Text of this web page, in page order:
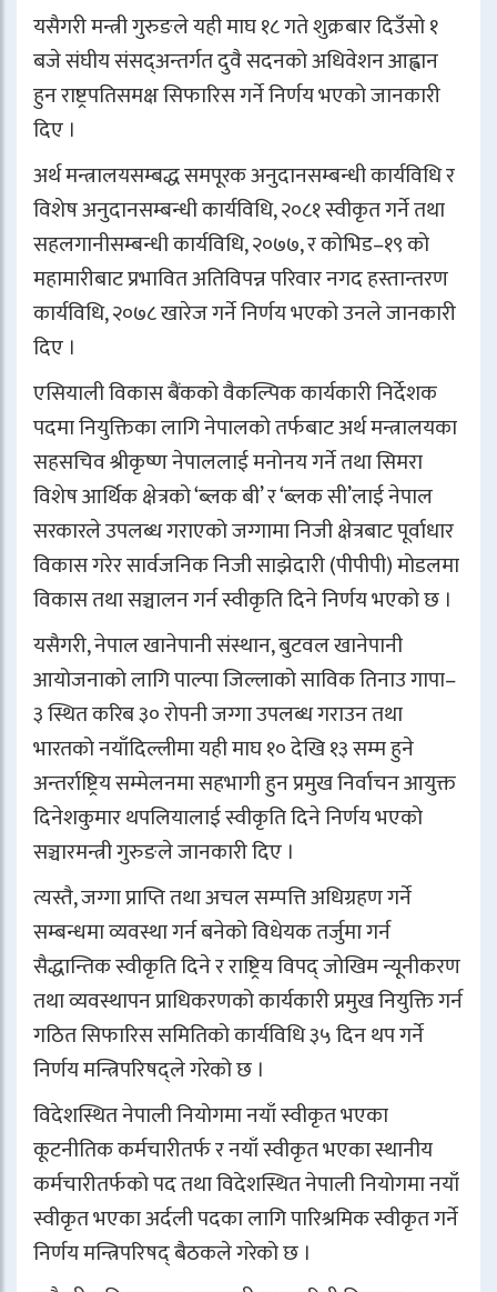
यसैगरी मन्त्री गुरुङले यही माघ १८ गते शुक्रबार दिउँसो १
बजे संघीय संसद्अन्तर्गत दुवै सदनको अधिवेशन आह्वान
हुन राष्ट्रपतिसमक्ष सिफारिस गर्ने निर्णय भएको जानकारी
दिए ।
अर्थ मन्त्रालयसम्बद्ध समपूरक अनुदानसम्बन्धी कार्यविधि र
विशेष अनुदानसम्बन्धी कार्यविधि, २०८१ स्वीकृत गर्ने तथा
सहलगानीसम्बन्धी कार्यविधि, २०७७, र कोभिड–१९ को
महामारीबाट प्रभावित अतिविपन्न परिवार नगद हस्तान्तरण
कार्यविधि, २०७८ खारेज गर्ने निर्णय भएको उनले जानकारी
दिए ।
एसियाली विकास बैंकको वैकल्पिक कार्यकारी निर्देशक
पदमा नियुक्तिका लागि नेपालको तर्फबाट अर्थ मन्त्रालयका
सहसचिव श्रीकृष्ण नेपाललाई मनोनय गर्ने तथा सिमरा
विशेष आर्थिक क्षेत्रको ‘ब्लक बी’ र ‘ब्लक सी’लाई नेपाल
सरकारले उपलब्ध गराएको जग्गामा निजी क्षेत्रबाट पूर्वाधार
विकास गरेर सार्वजनिक निजी साझेदारी (पीपीपी) मोडलमा
विकास तथा सञ्चालन गर्न स्वीकृति दिने निर्णय भएको छ ।
यसैगरी, नेपाल खानेपानी संस्थान, बुटवल खानेपानी
आयोजनाको लागि पाल्पा जिल्लाको साविक तिनाउ गापा–
३ स्थित करिब ३० रोपनी जग्गा उपलब्ध गराउन तथा
भारतको नयाँदिल्लीमा यही माघ १० देखि १३ सम्म हुने
अन्तर्राष्ट्रिय सम्मेलनमा सहभागी हुन प्रमुख निर्वाचन आयुक्त
दिनेशकुमार थपलियालाई स्वीकृति दिने निर्णय भएको
सञ्चारमन्त्री गुरुङले जानकारी दिए ।
त्यस्तै, जग्गा प्राप्ति तथा अचल सम्पत्ति अधिग्रहण गर्ने
सम्बन्धमा व्यवस्था गर्न बनेको विधेयक तर्जुमा गर्न
सैद्धान्तिक स्वीकृति दिने र राष्ट्रिय विपद् जोखिम न्यूनीकरण
तथा व्यवस्थापन प्राधिकरणको कार्यकारी प्रमुख नियुक्ति गर्न
गठित सिफारिस समितिको कार्यविधि ३५ दिन थप गर्ने
निर्णय मन्त्रिपरिषद्ले गरेको छ ।
विदेशस्थित नेपाली नियोगमा नयाँ स्वीकृत भएका
कूटनीतिक कर्मचारीतर्फ र नयाँ स्वीकृत भएका स्थानीय
कर्मचारीतर्फको पद तथा विदेशस्थित नेपाली नियोगमा नयाँ
स्वीकृत भएका अर्दली पदका लागि पारिश्रमिक स्वीकृत गर्ने
निर्णय मन्त्रिपरिषद् बैठकले गरेको छ ।